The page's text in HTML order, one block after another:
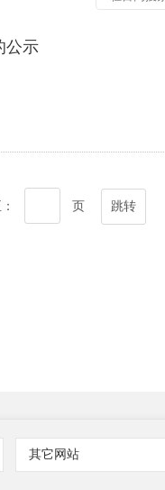
公示
页 跳转
其它网站